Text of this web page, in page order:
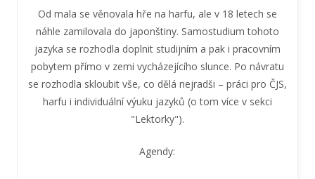
Od mala se věnovala hře na harfu, ale v 18 letech se
náhle zamilovala do japonštiny. Samostudium tohoto
jazyka se rozhodla doplnit studijním a pak i pracovním
pobytem přímo v zemi vycházejícího slunce. Po návratu
se rozhodla skloubit vše, co dělá nejradši – práci pro ČJS,
harfu i individuální výuku jazyků (o tom více v sekci
"Lektorky").
Agendy: